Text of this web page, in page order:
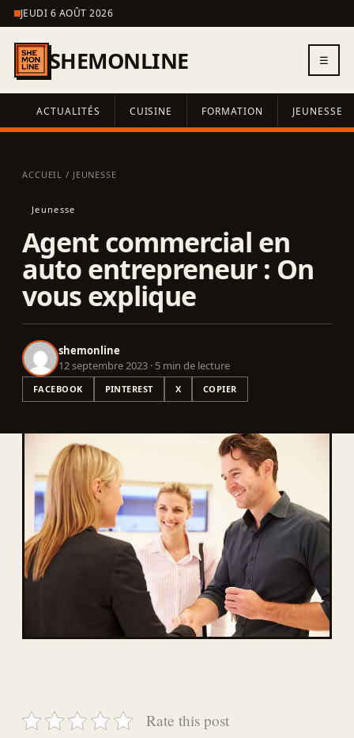
JEUDI 6 AOÛT 2026
SHEMONLINE ☰
ACTUALITÉS CUISINE FORMATION JEUNESSE
ACCUEIL / JEUNESSE
Jeunesse
Agent commercial en
auto entrepreneur : On
vous explique
shemonline
12 septembre 2023 · 5 min de lecture
FACEBOOK PINTEREST X COPIER
Rate this post